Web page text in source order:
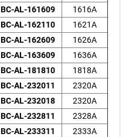
BC-AL-161609
1616A
BC-AL-162110
1621A
BC-AL-162609
1626A
BC-AL-163609
1636A
BC-AL-181810
1818A
BC-AL-232011
2320A
BC-AL-232018
2320A
BC-AL-232811
2328A
BC-AL-233311
2333A